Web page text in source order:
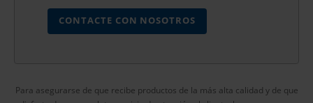
CONTACTE CON NOSOTROS
Para asegurarse de que recibe productos de la más alta calidad y de que